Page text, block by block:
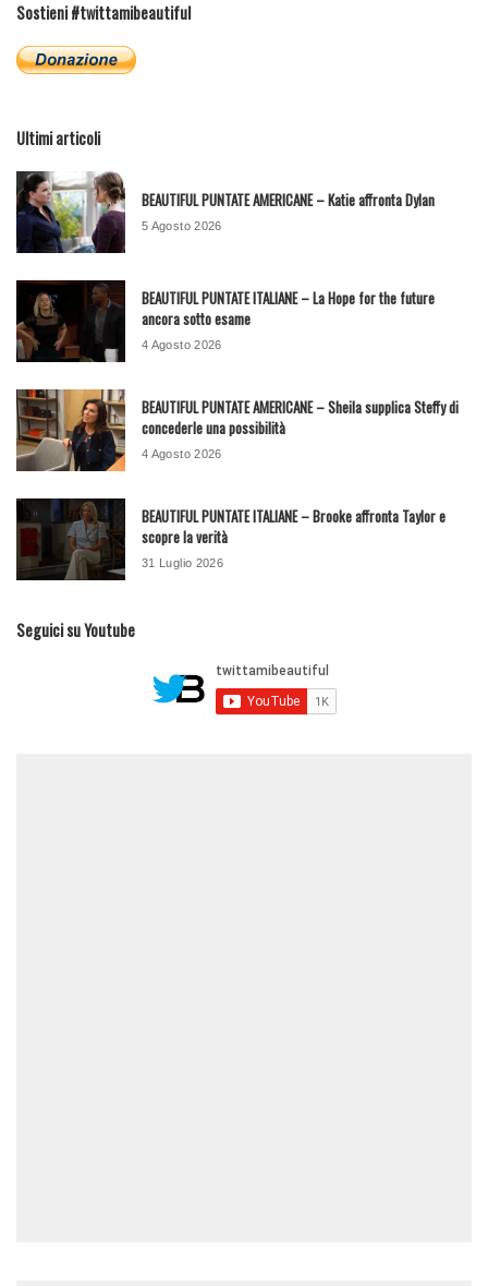
Sostieni #twittamibeautiful
Ultimi articoli
BEAUTIFUL PUNTATE AMERICANE – Katie affronta Dylan
5 Agosto 2026
BEAUTIFUL PUNTATE ITALIANE – La Hope for the future
ancora sotto esame
4 Agosto 2026
BEAUTIFUL PUNTATE AMERICANE – Sheila supplica Steffy di
concederle una possibilità
4 Agosto 2026
BEAUTIFUL PUNTATE ITALIANE – Brooke affronta Taylor e
scopre la verità
31 Luglio 2026
Seguici su Youtube